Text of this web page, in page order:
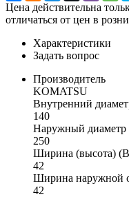
Цена действительна
отличаться от цен в
Характеристики
Задать вопрос
Производитель
KOMATSU
Внутренний
140
Наружный диаметр
250
Ширина (высота)
42
Ширина наружной
42